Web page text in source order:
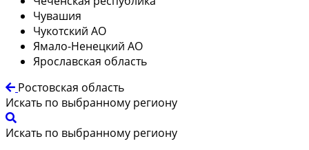
Чувашия
Чукотский АО
Ямало-Ненецкий АО
Ярославская область
Ростовская область
Искать по выбранному региону
Искать по выбранному региону